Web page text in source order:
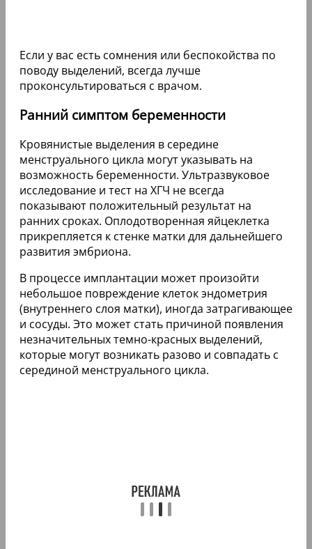
Если у вас есть сомнения или беспокойства по
поводу выделений, всегда лучше
проконсультироваться с врачом.
Ранний симптом беременности
Кровянистые выделения в середине
менструального цикла могут указывать на
возможность беременности. Ультразвуковое
исследование и тест на ХГЧ не всегда
показывают положительный результат на
ранних сроках. Оплодотворенная яйцеклетка
прикрепляется к стенке матки для дальнейшего
развития эмбриона.
В процессе имплантации может произойти
небольшое повреждение клеток эндометрия
(внутреннего слоя матки), иногда затрагивающее
и сосуды. Это может стать причиной появления
незначительных темно-красных выделений,
которые могут возникать разово и совпадать с
серединой менструального цикла.